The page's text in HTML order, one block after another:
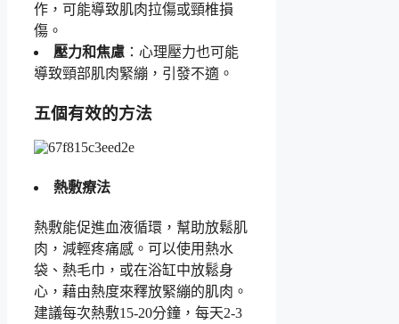
作，可能導致肌肉拉傷或頸椎損
傷。
壓力和焦慮 ：心理壓力也可能
導致頸部肌肉緊繃，引發不適。
五個有效的方法
熱敷療法
熱敷能促進血液循環，幫助放鬆肌
肉，減輕疼痛感。可以使用熱水
袋、熱毛巾，或在浴缸中放鬆身
心，藉由熱度來釋放緊繃的肌肉。
建議每次熱敷15-20分鐘，每天2-3